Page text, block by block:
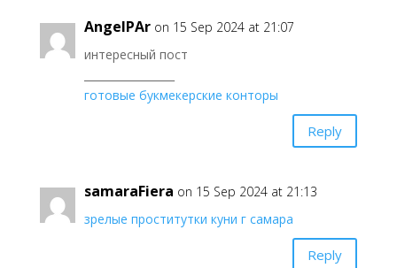
AngelPAr on 15 Sep 2024 at 21:07
интересный пост
готовые букмекерские конторы
Reply
samaraFiera on 15 Sep 2024 at 21:13
зрелые проститутки куни г самара
Reply